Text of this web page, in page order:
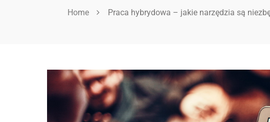
Home Praca hybrydowa – jakie narzędzia są